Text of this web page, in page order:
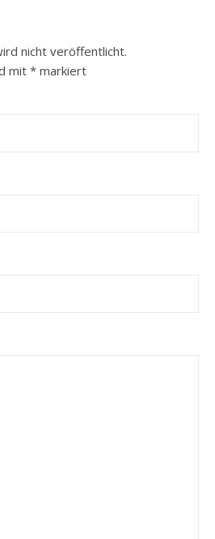
nicht veröffentlicht.
mit * markiert